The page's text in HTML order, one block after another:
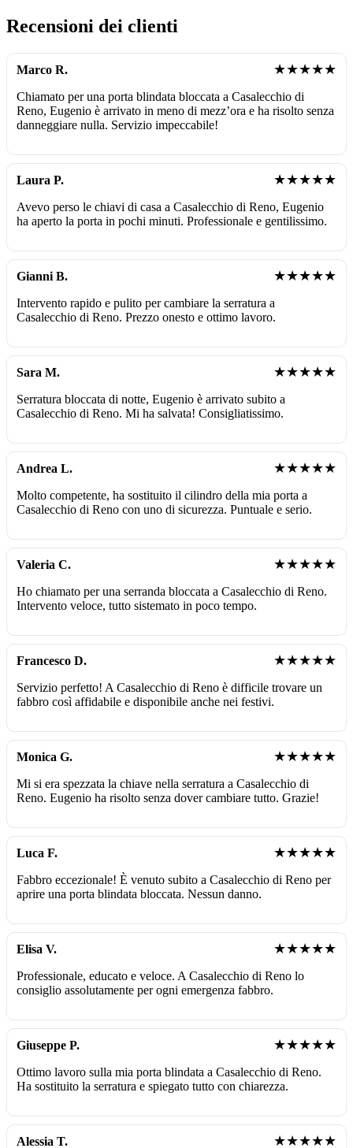
Recensioni dei clienti
Marco R. ★★★★★
Chiamato per una porta blindata bloccata a Casalecchio di
Reno, Eugenio è arrivato in meno di mezz’ora e ha risolto senza
danneggiare nulla. Servizio impeccabile!
Laura P. ★★★★★
Avevo perso le chiavi di casa a Casalecchio di Reno, Eugenio
ha aperto la porta in pochi minuti. Professionale e gentilissimo.
Gianni B. ★★★★★
Intervento rapido e pulito per cambiare la serratura a
Casalecchio di Reno. Prezzo onesto e ottimo lavoro.
Sara M. ★★★★★
Serratura bloccata di notte, Eugenio è arrivato subito a
Casalecchio di Reno. Mi ha salvata! Consigliatissimo.
Andrea L. ★★★★★
Molto competente, ha sostituito il cilindro della mia porta a
Casalecchio di Reno con uno di sicurezza. Puntuale e serio.
Valeria C. ★★★★★
Ho chiamato per una serranda bloccata a Casalecchio di Reno.
Intervento veloce, tutto sistemato in poco tempo.
Francesco D. ★★★★★
Servizio perfetto! A Casalecchio di Reno è difficile trovare un
fabbro così affidabile e disponibile anche nei festivi.
Monica G. ★★★★★
Mi si era spezzata la chiave nella serratura a Casalecchio di
Reno. Eugenio ha risolto senza dover cambiare tutto. Grazie!
Luca F. ★★★★★
Fabbro eccezionale! È venuto subito a Casalecchio di Reno per
aprire una porta blindata bloccata. Nessun danno.
Elisa V. ★★★★★
Professionale, educato e veloce. A Casalecchio di Reno lo
consiglio assolutamente per ogni emergenza fabbro.
Giuseppe P. ★★★★★
Ottimo lavoro sulla mia porta blindata a Casalecchio di Reno.
Ha sostituito la serratura e spiegato tutto con chiarezza.
Alessia T. ★★★★★